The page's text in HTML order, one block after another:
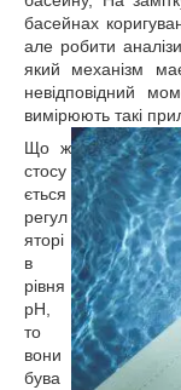
басейнах
але робити
який механізм
невідповідний
вимірюють такі
Що ж
стосу
ється
регул
яторі
в
рівня
рН,
то
вони
бува